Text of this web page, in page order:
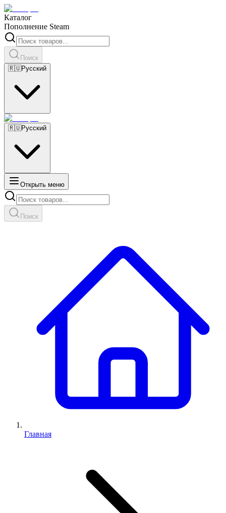
Каталог
Пополнение Steam
Поиск
🇷🇺Русский
🇷🇺Русский
Открыть меню
Поиск
Главная